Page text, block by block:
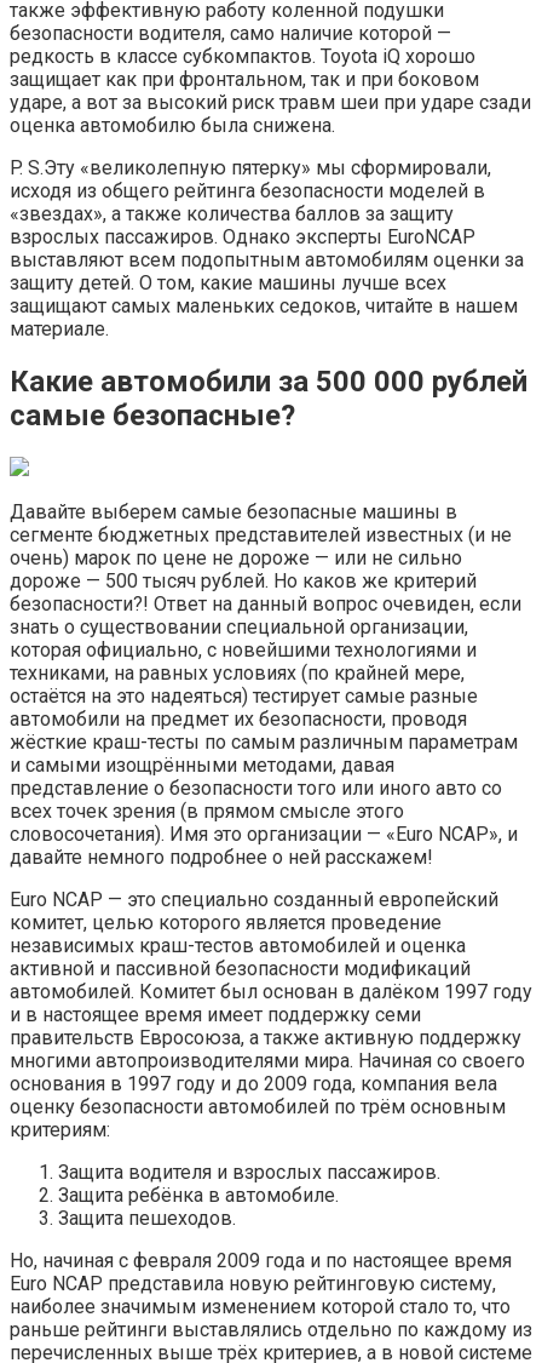
также эффективную работу коленной подушки
безопасности водителя, само наличие которой —
редкость в классе субкомпактов. Toyota iQ хорошо
защищает как при фронтальном, так и при боковом
ударе, а вот за высокий риск травм шеи при ударе сзади
оценка автомобилю была снижена.
P. S.Эту «великолепную пятерку» мы сформировали,
исходя из общего рейтинга безопасности моделей в
«звездах», а также количества баллов за защиту
взрослых пассажиров. Однако эксперты EuroNCAP
выставляют всем подопытным автомобилям оценки за
защиту детей. О том, какие машины лучше всех
защищают самых маленьких седоков, читайте в нашем
материале.
Какие автомобили за 500 000 рублей
самые безопасные?
Давайте выберем самые безопасные машины в
сегменте бюджетных представителей известных (и не
очень) марок по цене не дороже — или не сильно
дороже — 500 тысяч рублей. Но каков же критерий
безопасности?! Ответ на данный вопрос очевиден, если
знать о существовании специальной организации,
которая официально, с новейшими технологиями и
техниками, на равных условиях (по крайней мере,
остаётся на это надеяться) тестирует самые разные
автомобили на предмет их безопасности, проводя
жёсткие краш-тесты по самым различным параметрам
и самыми изощрёнными методами, давая
представление о безопасности того или иного авто со
всех точек зрения (в прямом смысле этого
словосочетания). Имя это организации — «Euro NCAP», и
давайте немного подробнее о ней расскажем!
Euro NCAP — это специально созданный европейский
комитет, целью которого является проведение
независимых краш-тестов автомобилей и оценка
активной и пассивной безопасности модификаций
автомобилей. Комитет был основан в далёком 1997 году
и в настоящее время имеет поддержку семи
правительств Евросоюза, а также активную поддержку
многими автопроизводителями мира. Начиная со своего
основания в 1997 году и до 2009 года, компания вела
оценку безопасности автомобилей по трём основным
критериям:
Защита водителя и взрослых пассажиров.
Защита ребёнка в автомобиле.
Защита пешеходов.
Но, начиная с февраля 2009 года и по настоящее время
Euro NCAP представила новую рейтинговую систему,
наиболее значимым изменением которой стало то, что
раньше рейтинги выставлялись отдельно по каждому из
перечисленных выше трёх критериев, а в новой системе